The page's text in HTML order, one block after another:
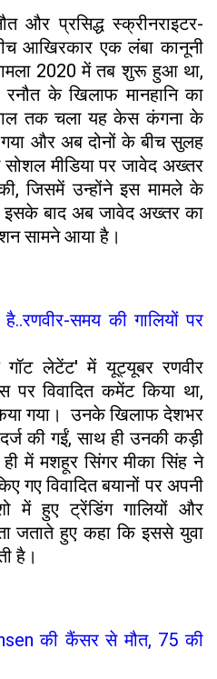
और प्रसिद्ध स्क्रीनराइटर-
आखिरकार एक लंबा कानूनी
2020 में तब शुरू हुआ था,
के खिलाफ मानहानि का
तक चला यह केस कंगना के
गया और अब दोनों के बीच सुलह
मीडिया पर जावेद अख्तर
जिसमें उन्होंने इस मामले के
इसके बाद अब जावेद अख्तर का
सामने आया है।
समय की गालियों पर
लेटेंट' में यूट्यूबर रणवीर
पर विवादित कमेंट किया था,
गया। उनके खिलाफ देशभर
की गईं, साथ ही उनकी कड़ी
में मशहूर सिंगर मीका सिंह ने
गए विवादित बयानों पर अपनी
में हुए ट्रेंडिंग गालियों और
जताते हुए कहा कि इससे युवा
है।
की कैंसर से मौत, 75 की